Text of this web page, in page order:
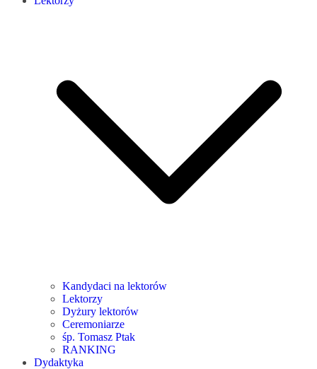
Kandydaci na lektorów
Lektorzy
Dyżury lektorów
Ceremoniarze
śp. Tomasz Ptak
RANKING
Dydaktyka